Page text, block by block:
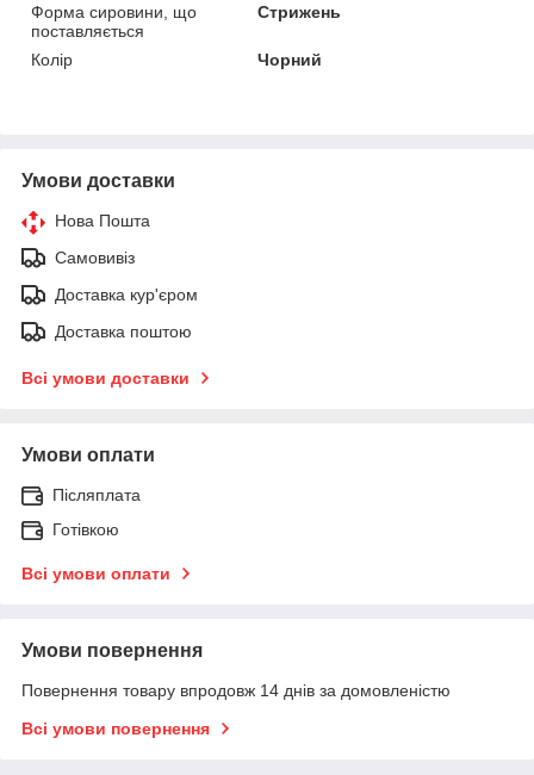
Форма сировини, що
поставляється
Стрижень
Колір Чорний
Умови доставки
Нова Пошта
Самовивіз
Доставка кур'єром
Доставка поштою
Всі умови доставки
Умови оплати
Післяплата
Готівкою
Всі умови оплати
Умови повернення
Повернення товару впродовж 14 днів за домовленістю
Всі умови повернення